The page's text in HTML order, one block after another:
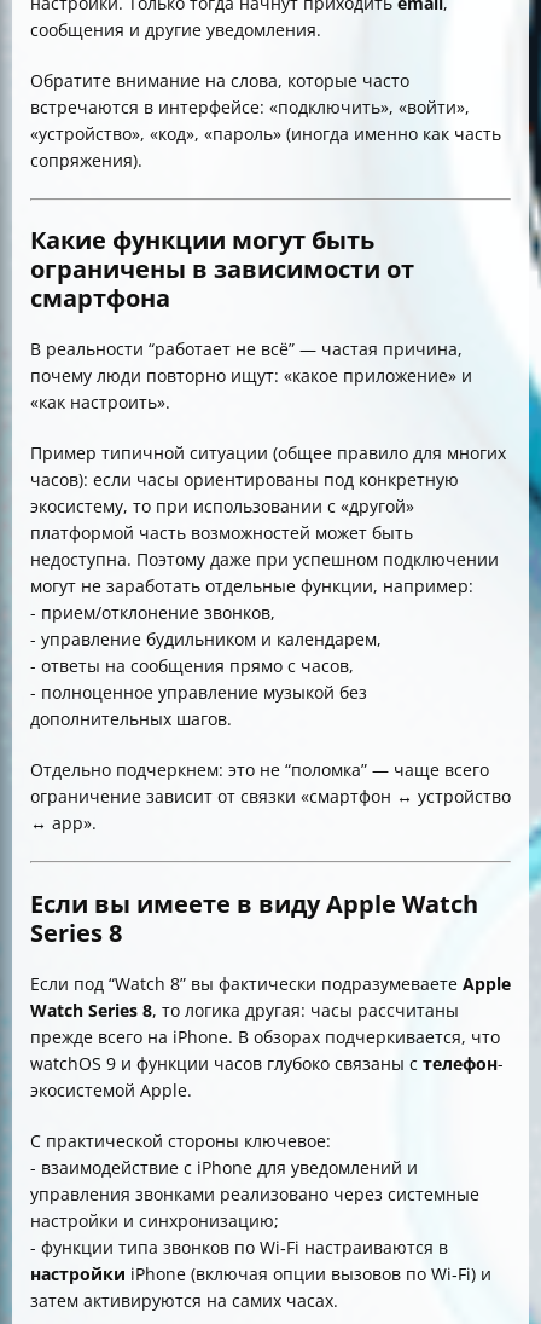
сообщения и другие уведомления.
Обратите внимание на слова, которые часто
встречаются в интерфейсе: «подключить», «войти»,
«устройство», «код», «пароль» (иногда именно как часть
сопряжения).
Какие функции могут быть
ограничены в зависимости от
смартфона
В реальности “работает не всё” — частая причина,
почему люди повторно ищут: «какое приложение» и
«как настроить».
Пример типичной ситуации (общее правило для многих
часов): если часы ориентированы под конкретную
экосистему, то при использовании с «другой»
платформой часть возможностей может быть
недоступна. Поэтому даже при успешном подключении
могут не заработать отдельные функции, например:
- прием/отклонение звонков,
- управление будильником и календарем,
- ответы на сообщения прямо с часов,
- полноценное управление музыкой без
дополнительных шагов.
Отдельно подчеркнем: это не “поломка” — чаще всего
ограничение зависит от связки «смартфон ↔ устройство
↔ app».
Если вы имеете в виду Apple Watch
Series 8
Если под “Watch 8” вы фактически подразумеваете Apple
Watch Series 8, то логика другая: часы рассчитаны
прежде всего на iPhone. В обзорах подчеркивается, что
watchOS 9 и функции часов глубоко связаны с телефон-
экосистемой Apple.
С практической стороны ключевое:
- взаимодействие с iPhone для уведомлений и
управления звонками реализовано через системные
настройки и синхронизацию;
- функции типа звонков по Wi‑Fi настраиваются в
настройки iPhone (включая опции вызовов по Wi‑Fi) и
затем активируются на самих часах.